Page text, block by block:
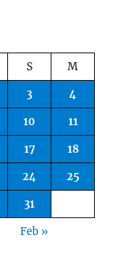
S
M
3
4
10
11
17
18
24
25
31
Feb »